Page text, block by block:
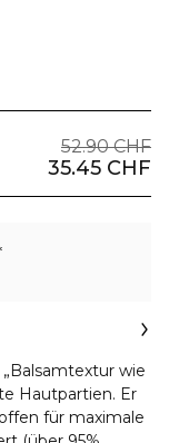
52.90 CHF
35.45 CHF
wie
Hautpartien. Er
für maximale